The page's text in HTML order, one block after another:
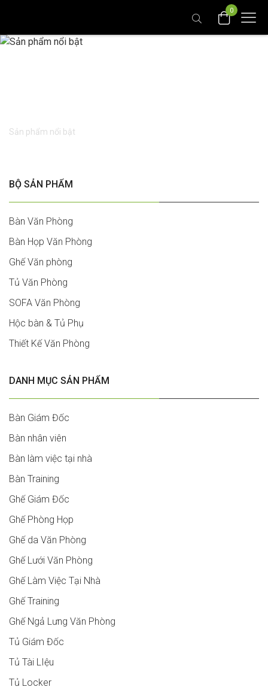
0
Sản phẩm nổi bật
BỘ SẢN PHẨM
Bàn Văn Phòng
Bàn Họp Văn Phòng
Ghế Văn phòng
Tủ Văn Phòng
SOFA Văn Phòng
Hộc bàn & Tủ Phụ
Thiết Kế Văn Phòng
DANH MỤC SẢN PHẨM
Bàn Giám Đốc
Bàn nhân viên
Bàn làm việc tại nhà
Bàn Training
Ghế Giám Đốc
Ghế Phòng Họp
Ghế da Văn Phòng
Ghế Lưới Văn Phòng
Ghế Làm Việc Tại Nhà
Ghế Training
Ghế Ngả Lưng Văn Phòng
Tủ Giám Đốc
Tủ Tài LIệu
Tủ Locker